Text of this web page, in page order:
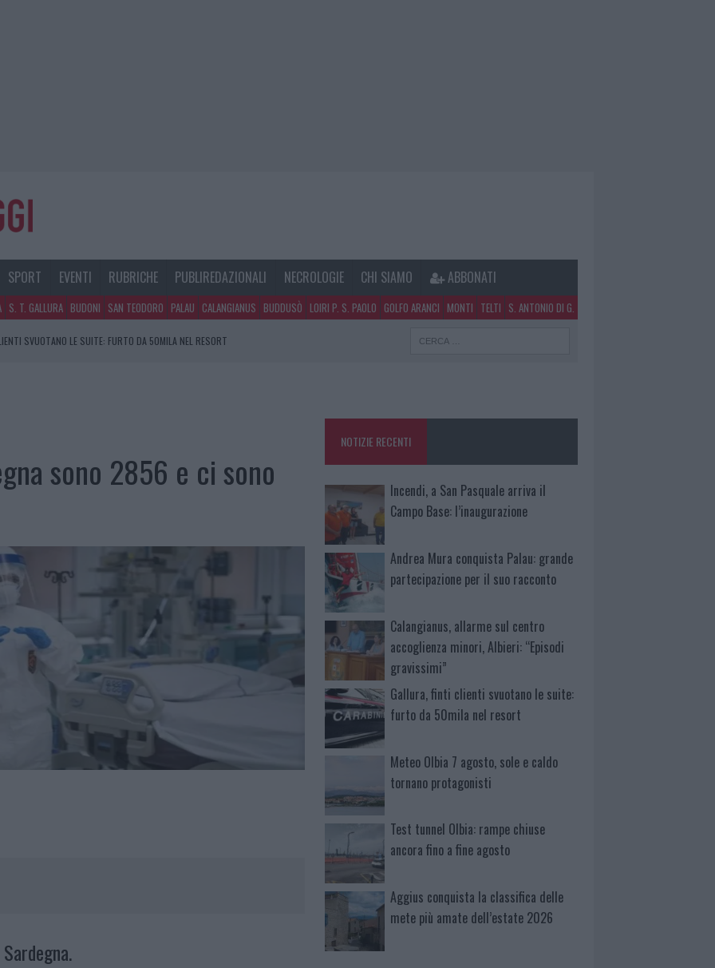
SPORT EVENTI RUBRICHE PUBLIREDAZIONALI NECROLOGIE CHI SIAMO ABBONATI
S. T. GALLURA BUDONI SAN TEODORO PALAU CALANGIANUS BUDDUSÒ LOIRI P. S. PAOLO GOLFO ARANCI MONTI TELTI S. ANTONIO DI G.
SVUOTANO LE SUITE: FURTO DA 50MILA NEL RESORT
sono 2856 e ci sono
NOTIZIE RECENTI
Incendi, a San Pasquale arriva il
Campo Base: l’inaugurazione
Andrea Mura conquista Palau: grande
partecipazione per il suo racconto
Calangianus, allarme sul centro
accoglienza minori, Albieri: “Episodi
gravissimi”
Gallura, finti clienti svuotano le suite:
furto da 50mila nel resort
Meteo Olbia 7 agosto, sole e caldo
tornano protagonisti
Test tunnel Olbia: rampe chiuse
ancora fino a fine agosto
Aggius conquista la classifica delle
mete più amate dell’estate 2026